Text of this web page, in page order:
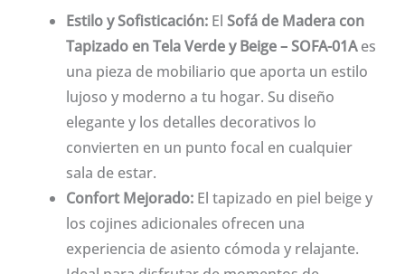
Estilo y Sofisticación:El Sofá de Madera con
Tapizado en Tela Verde y Beige – SOFA-01Aes
una pieza de mobiliario que aporta un estilo
lujoso y moderno a tu hogar. Su diseño
elegante y los detalles decorativos lo
convierten en un punto focal en cualquier
sala de estar.
Confort Mejorado:El tapizado en piel beige y
los cojines adicionales ofrecen una
experiencia de asiento cómoda y relajante.